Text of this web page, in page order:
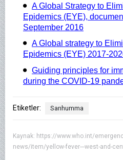
A Global Strategy to
Epidemics (EYE),
September 2016
A Global strategy to
Epidemics (EYE) 2017-
Guiding principles for
during the COVID-19
Etiketler: Sarıhumma
Kaynak: https://www.who.int/
news/item/yellow-fever---west-and-